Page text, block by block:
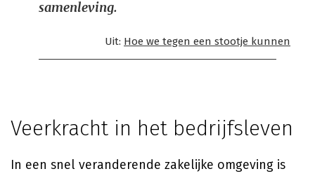
samenleving.
Uit: Hoe we tegen een stootje kunnen
Veerkracht in het bedrijfsleven
In een snel veranderende zakelijke omgeving is